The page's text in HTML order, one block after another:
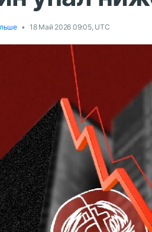
18 Май 2026 09:05, UTC